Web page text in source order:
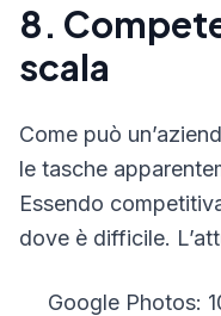
8.
scala
Come può
le tasche
Essendo
dove è difficile.
Google Photos: